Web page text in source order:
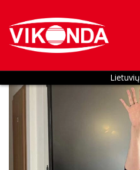
Lietuvių
2026-06-10
Kategorija: Socialiniai projektai